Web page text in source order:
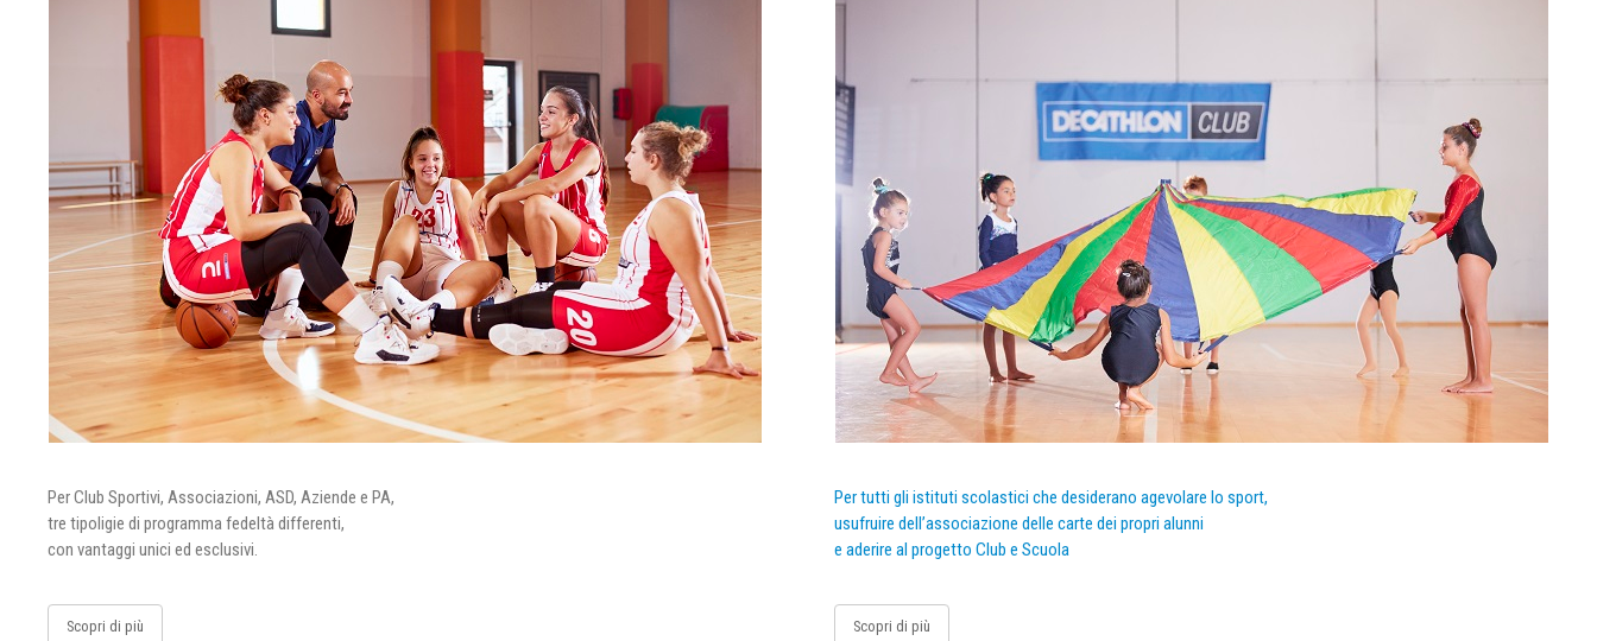
Per Club Sportivi, Associazioni, ASD, Aziende e PA,
tre tipoligie di programma fedeltà differenti,
con vantaggi unici ed esclusivi.
Scopri di più
Per tutti gli istituti scolastici che desiderano agevolare lo sport,
usufruire dell’associazione delle carte dei propri alunni
e aderire al progetto Club e Scuola
Scopri di più